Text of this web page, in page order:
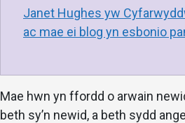
Janet Hughes yw
ac mae ei blog yn esbonio
Mae hwn yn ffordd o arwain
beth sy’n newid, a beth sydd